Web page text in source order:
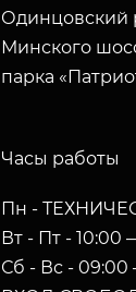
Одинцовский
Минского
парка
Часы работы
Пн -
Вт - Пт - 10:00
Сб - Вс - 09:00